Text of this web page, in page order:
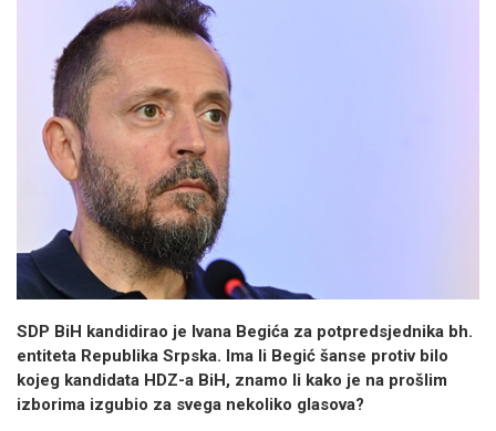
SDP BiH kandidirao je Ivana Begića za potpredsjednika bh.
entiteta Republika Srpska. Ima li Begić šanse protiv bilo
kojeg kandidata HDZ-a BiH, znamo li kako je na prošlim
izborima izgubio za svega nekoliko glasova?